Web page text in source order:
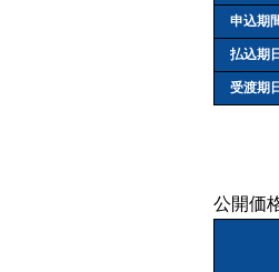
申込期
払込期日
受渡期日
公開価